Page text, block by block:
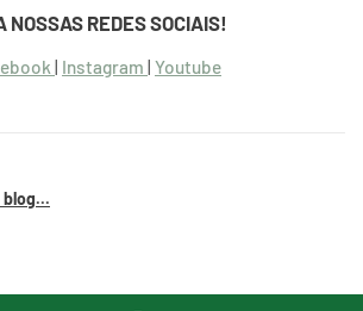
NOSSAS REDES SOCIAIS!
| Instagram | Youtube
blog...